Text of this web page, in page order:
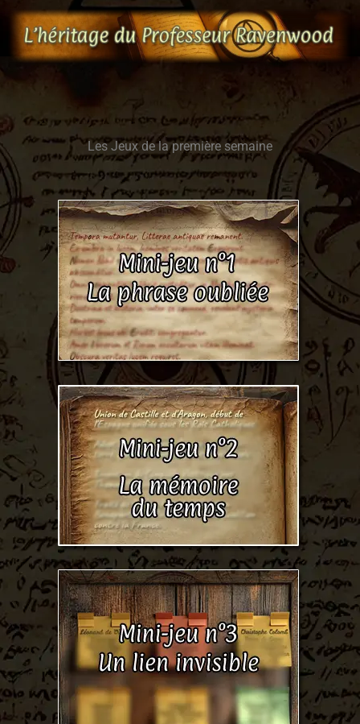
Aller
contenu
Les Jeux de la première semaine